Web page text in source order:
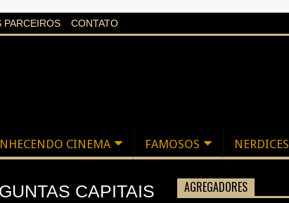
PARCEIROS CONTATO
CINEMA FAMOSOS NERDICES
CAPITAIS AGREGADORES